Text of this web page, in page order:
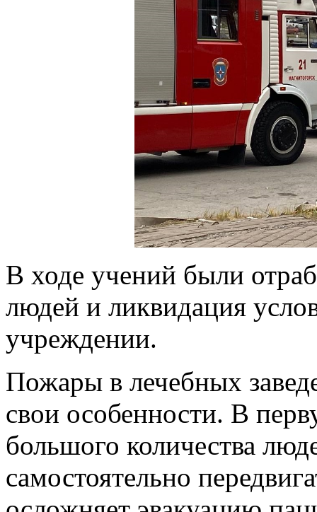
В ходе учений были
людей и ликвидация
учреждении.
Пожары в лечебных
свои особенности. В
большого количества
самостоятельно